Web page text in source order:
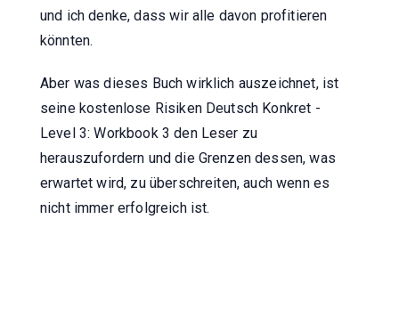
und ich denke, dass wir alle davon profitieren
könnten.
Aber was dieses Buch wirklich auszeichnet, ist
seine kostenlose Risiken Deutsch Konkret -
Level 3: Workbook 3 den Leser zu
herauszufordern und die Grenzen dessen, was
erwartet wird, zu überschreiten, auch wenn es
nicht immer erfolgreich ist.